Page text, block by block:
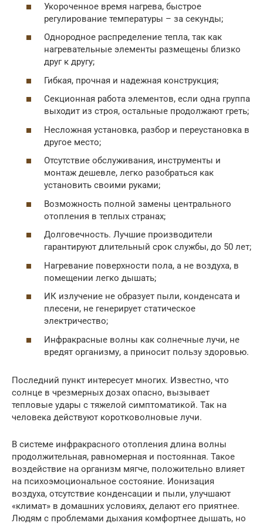
Укороченное время нагрева, быстрое
регулирование температуры – за секунды;
Однородное распределение тепла, так как
нагревательные элементы размещены близко
друг к другу;
Гибкая, прочная и надежная конструкция;
Секционная работа элементов, если одна группа
выходит из строя, остальные продолжают греть;
Несложная установка, разбор и переустановка в
другое место;
Отсутствие обслуживания, инструменты и
монтаж дешевле, легко разобраться как
установить своими руками;
Возможность полной замены центрального
отопления в теплых странах;
Долговечность. Лучшие производители
гарантируют длительный срок службы, до 50 лет;
Нагревание поверхности пола, а не воздуха, в
помещении легко дышать;
ИК излучение не образует пыли, конденсата и
плесени, не генерирует статическое
электричество;
Инфракрасные волны как солнечные лучи, не
вредят организму, а приносит пользу здоровью.
Последний пункт интересует многих. Известно, что
солнце в чрезмерных дозах опасно, вызывает
тепловые удары с тяжелой симптоматикой. Так на
человека действуют коротковолновые лучи.
В системе инфракрасного отопления длина волны
продолжительная, равномерная и постоянная. Такое
воздействие на организм мягче, положительно влияет
на психоэмоциональное состояние. Ионизация
воздуха, отсутствие конденсации и пыли, улучшают
«климат» в домашних условиях, делают его приятнее.
Людям с проблемами дыхания комфортнее дышать, но